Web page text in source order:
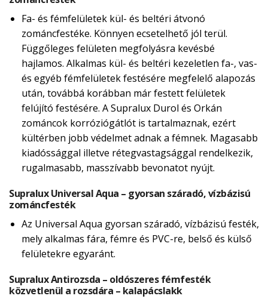
Fa- és fémfelületek kül- és beltéri átvonó
zománcfestéke. Könnyen ecsetelhető jól terül.
Függőleges felületen megfolyásra kevésbé
hajlamos. Alkalmas kül- és beltéri kezeletlen fa-, vas-
és egyéb fémfelületek festésére megfelelő alapozás
után, továbbá korábban már festett felületek
felújító festésére. A Supralux Durol és Orkán
zománcok korróziógátlót is tartalmaznak, ezért
kültérben jobb védelmet adnak a fémnek. Magasabb
kiadóssággal illetve rétegvastagsággal rendelkezik,
rugalmasabb, masszívabb bevonatot nyújt.
Supralux Universal Aqua – gyorsan száradó, vízbázisú
zománcfesték
Az Universal Aqua gyorsan száradó, vízbázisú festék,
mely alkalmas fára, fémre és PVC-re, belső és külső
felületekre egyaránt.
Supralux Antirozsda – oldószeres fémfesték
közvetlenül a rozsdára – kalapácslakk